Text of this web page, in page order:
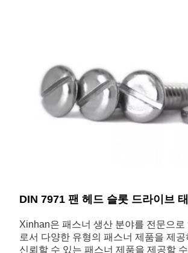
DIN 7971 팬 헤드 슬롯 드라이브
Xinhan은 패스너 생산 분야를 전문으로
로서 다양한 유형의 패스너 제품을 제공
신뢰할 수 있는 패스너 제품을 제공할